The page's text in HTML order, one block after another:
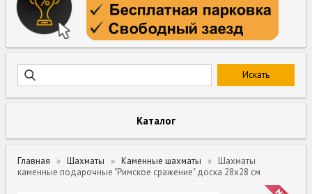
Каталог
Главная Шахматы Каменные шахматы
Шахматы
каменные подарочные "Римское сражение" доска 28х28 см